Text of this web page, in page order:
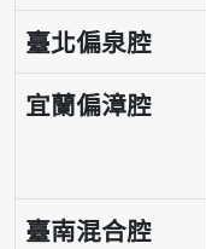
臺北偏泉腔
宜蘭偏漳腔
臺南混合腔